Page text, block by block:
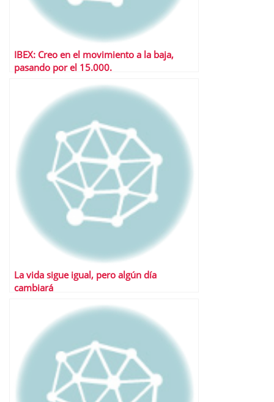
IBEX: Creo en el movimiento a la baja,
pasando por el 15.000.
La vida sigue igual, pero algún día
cambiará